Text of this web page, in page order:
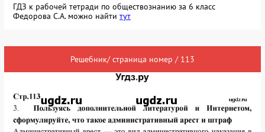
ГДЗ к рабочей тетради по обществознанию за 6 класс
Федорова С.А. можно найти тут
Решебник/ страница номер / 113